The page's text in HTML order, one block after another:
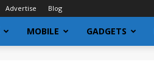
Advertise Blog
MOBILE GADGETS